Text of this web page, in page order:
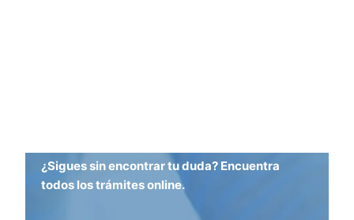
¿Sigues sin encontrar tu duda? Encuentra
todos los trámites online.